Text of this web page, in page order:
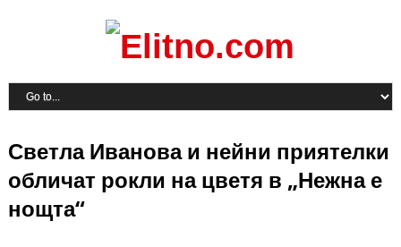
Светла Иванова и нейни приятелки
обличат рокли на цветя в „Нежна е
нощта“